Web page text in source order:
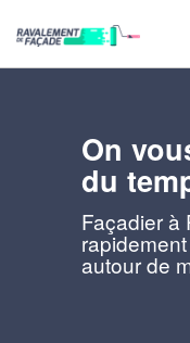
On
du
Façadier à
autour de